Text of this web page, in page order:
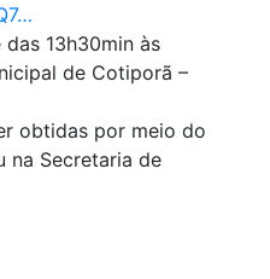
das 13h30min às
de Cotiporã –
obtidas por meio do
Secretaria de